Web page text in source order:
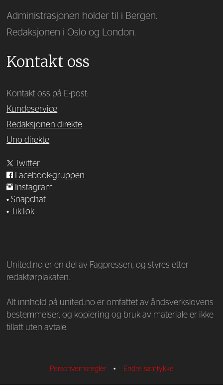
Administrasjonen holder til i Bergen.
Redaksjonen i Oslo og London.
Kontakt oss
Kontakt oss på E-post:
Kundeservice
Redaksjonen direkte
Uno direkte
Twitter
Facebook-gruppen
Instagram
•Snapchat
•
TikTok
United.no er en del av Fagpressen, og styres etter
redaktørplakaten.
Alt innhold på united.no er omfattet av åndsverkslovens
bestemmelser, og kopiering og bruk av materiale er ikke
tillatt uten avtale.
Personvernsregler • Endre samtykke